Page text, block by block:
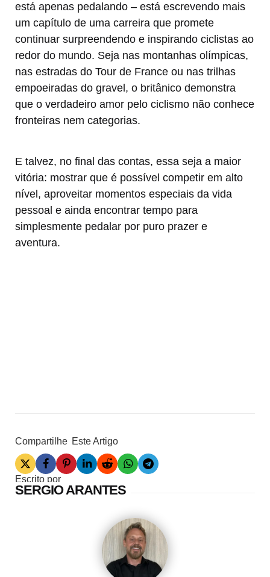
está apenas pedalando – está escrevendo mais
um capítulo de uma carreira que promete
continuar surpreendendo e inspirando ciclistas ao
redor do mundo. Seja nas montanhas olímpicas,
nas estradas do Tour de France ou nas trilhas
empoeiradas do gravel, o britânico demonstra
que o verdadeiro amor pelo ciclismo não conhece
fronteiras nem categorias.
E talvez, no final das contas, essa seja a maior
vitória: mostrar que é possível competir em alto
nível, aproveitar momentos especiais da vida
pessoal e ainda encontrar tempo para
simplesmente pedalar por puro prazer e
aventura.
Compartilhe Este Artigo
Escrito por
SERGIO ARANTES